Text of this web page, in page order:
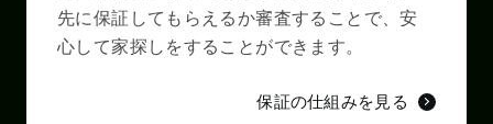
先に保証してもらえるか審査することで、安
心して家探しをすることができます。
保証の仕組みを見る